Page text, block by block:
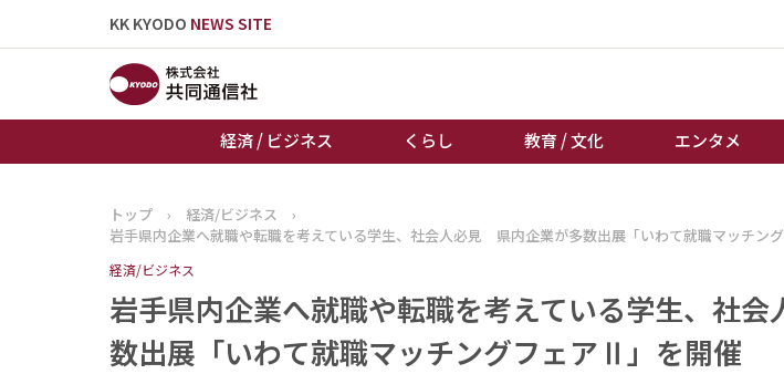
KK KYODO NEWS SITE
経済 / ビジネス くらし 教育 / 文化 エンタメ
トップページ
エンタメ
スポーツ
トップ › 経済/ビジネス
›
岩手県内企業へ就職や転職を考えている学生、社会人必見 県内企業が多数出展「いわて就職マッチン
経済/ビジネス
岩手県内企業へ就職や転職を考えている学生、社
数出展「いわて就職マッチングフェアⅡ」を開催